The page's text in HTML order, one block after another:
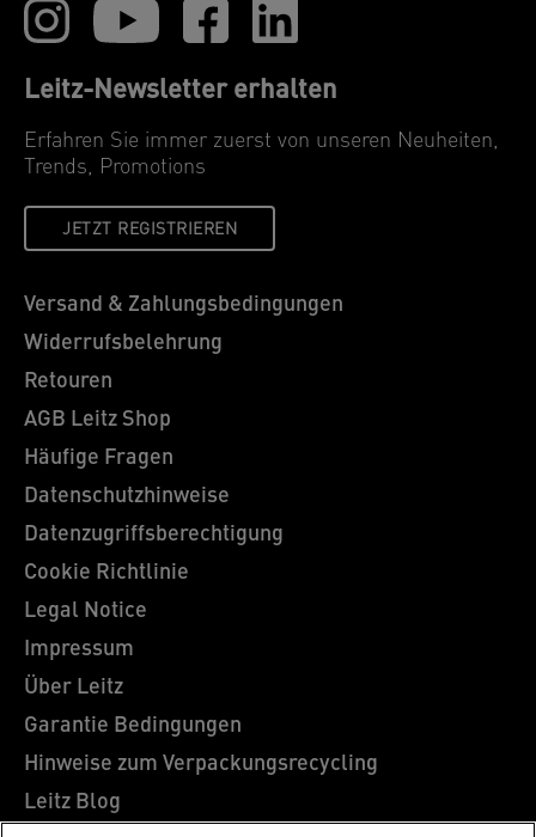
Leitz-Newsletter erhalten
Erfahren Sie immer zuerst von unseren Neuheiten,
Trends, Promotions
JETZT REGISTRIEREN
Versand & Zahlungsbedingungen
Widerrufsbelehrung
Retouren
AGB Leitz Shop
Häufige Fragen
Datenschutzhinweise
Datenzugriffsberechtigung
Cookie Richtlinie
Legal Notice
Impressum
Über Leitz
Garantie Bedingungen
Hinweise zum Verpackungsrecycling
Leitz Blog